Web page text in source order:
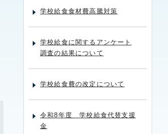
学校給食食材費高騰対策
学校給食に関するアンケート
調査の結果について
学校給食費の改定について
令和8年度 学校給食代替支援
金